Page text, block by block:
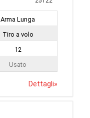
Arma Lunga
Tiro a volo
12
Usato
Dettagli»